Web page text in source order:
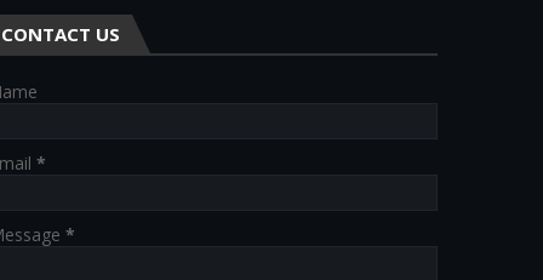
CONTACT US
*
*